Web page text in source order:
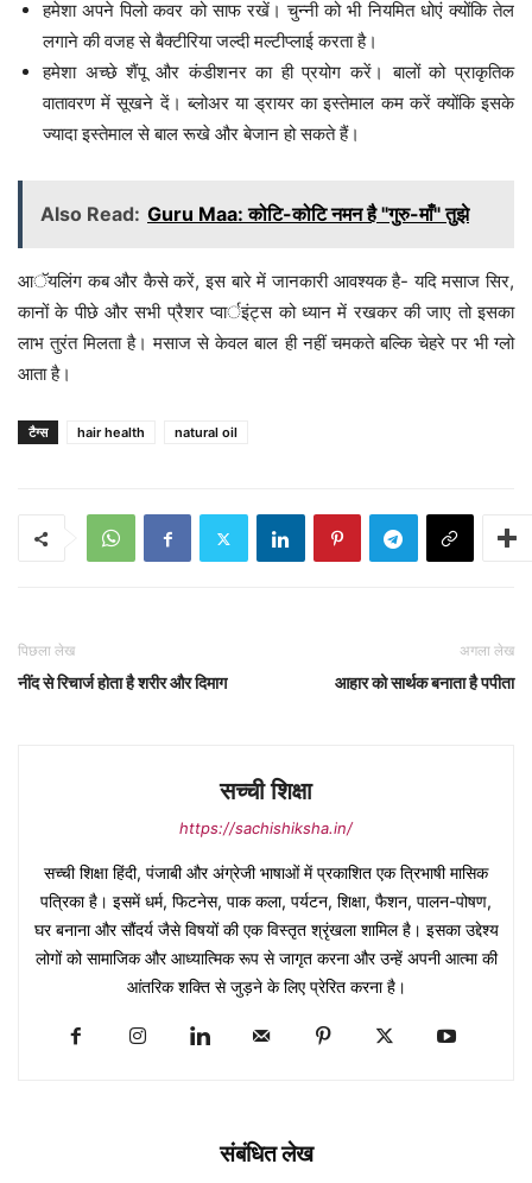
हमेशा अपने पिलो कवर को साफ रखें। चुन्नी को भी नियमित धोएं क्योंकि तेल
लगाने की वजह से बैक्टीरिया जल्दी मल्टीप्लाई करता है।
हमेशा अच्छे शैंपू और कंडीशनर का ही प्रयोग करें। बालों को प्राकृतिक
वातावरण में सूखने दें। ब्लोअर या ड्रायर का इस्तेमाल कम करें क्योंकि इसके
ज्यादा इस्तेमाल से बाल रूखे और बेजान हो सकते हैं।
Also Read: Guru Maa: कोटि-कोटि नमन है "गुरु-माँ" तुझे
आॅयलिंग कब और कैसे करें, इस बारे में जानकारी आवश्यक है- यदि मसाज सिर,
कानों के पीछे और सभी प्रैशर प्वार्इंट्स को ध्यान में रखकर की जाए तो इसका
लाभ तुरंत मिलता है। मसाज से केवल बाल ही नहीं चमकते बल्कि चेहरे पर भी ग्लो
आता है।
टैग्स hair health natural oil
पिछला लेख
नींद से रिचार्ज होता है शरीर और दिमाग
अगला लेख
आहार को सार्थक बनाता है पपीता
सच्ची शिक्षा
https://sachishiksha.in/
सच्ची शिक्षा हिंदी, पंजाबी और अंग्रेजी भाषाओं में प्रकाशित एक त्रिभाषी मासिक
पत्रिका है। इसमें धर्म, फिटनेस, पाक कला, पर्यटन, शिक्षा, फैशन, पालन-पोषण,
घर बनाना और सौंदर्य जैसे विषयों की एक विस्तृत श्रृंखला शामिल है। इसका उद्देश्य
लोगों को सामाजिक और आध्यात्मिक रूप से जागृत करना और उन्हें अपनी आत्मा की
आंतरिक शक्ति से जुड़ने के लिए प्रेरित करना है।
संबंधित लेख